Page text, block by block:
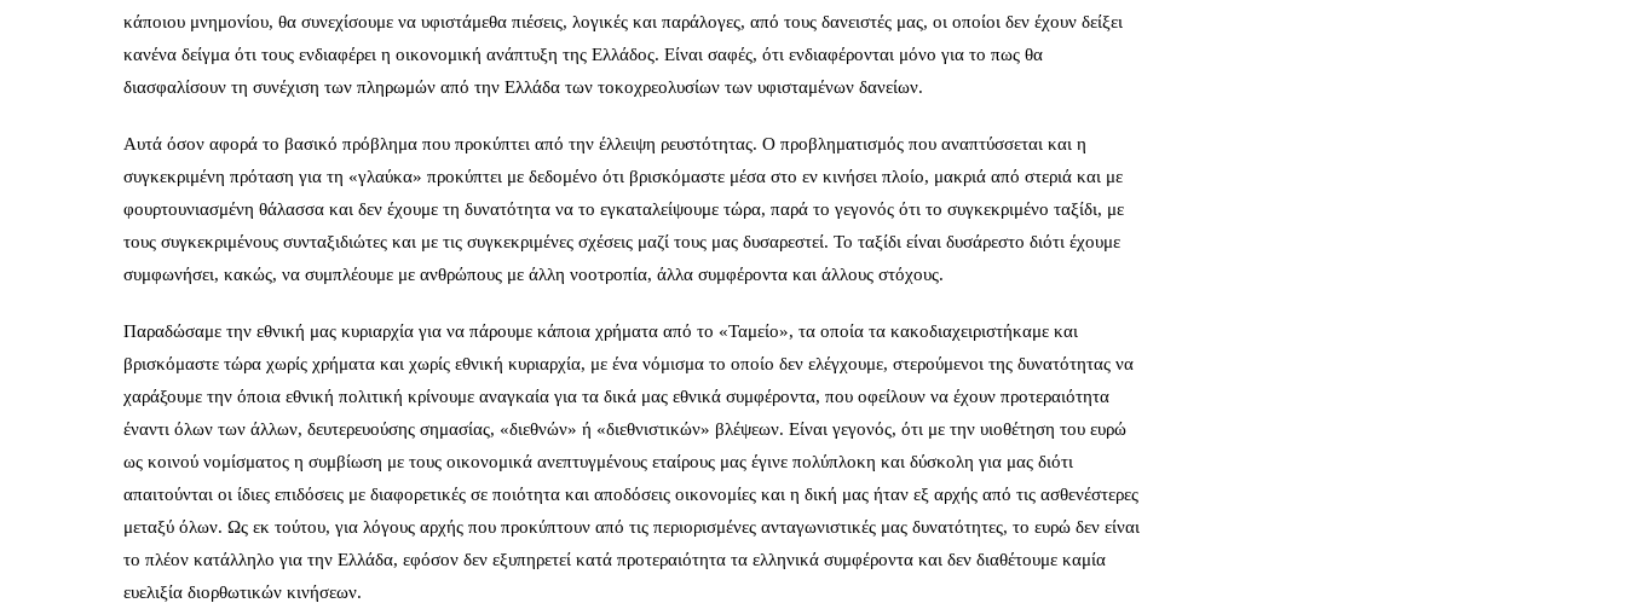
κάποιου μνημονίου, θα συνεχίσουμε να υφιστάμεθα πιέσεις, λογικές και παράλογες, από τους δανειστές μας, οι οποίοι δεν έχουν δείξει
κανένα δείγμα ότι τους ενδιαφέρει η οικονομική ανάπτυξη της Ελλάδος. Είναι σαφές, ότι ενδιαφέρονται μόνο για το πως θα
διασφαλίσουν τη συνέχιση των πληρωμών από την Ελλάδα των τοκοχρεολυσίων των υφισταμένων δανείων.
Αυτά όσον αφορά το βασικό πρόβλημα που προκύπτει από την έλλειψη ρευστότητας. Ο προβληματισμός που αναπτύσσεται και η
συγκεκριμένη πρόταση για τη «γλαύκα» προκύπτει με δεδομένο ότι βρισκόμαστε μέσα στο εν κινήσει πλοίο, μακριά από στεριά και με
φουρτουνιασμένη θάλασσα και δεν έχουμε τη δυνατότητα να το εγκαταλείψουμε τώρα, παρά το γεγονός ότι το συγκεκριμένο ταξίδι, με
τους συγκεκριμένους συνταξιδιώτες και με τις συγκεκριμένες σχέσεις μαζί τους μας δυσαρεστεί. Το ταξίδι είναι δυσάρεστο διότι έχουμε
συμφωνήσει, κακώς, να συμπλέουμε με ανθρώπους με άλλη νοοτροπία, άλλα συμφέροντα και άλλους στόχους.
Παραδώσαμε την εθνική μας κυριαρχία για να πάρουμε κάποια χρήματα από το «Ταμείο», τα οποία τα κακοδιαχειριστήκαμε και
βρισκόμαστε τώρα χωρίς χρήματα και χωρίς εθνική κυριαρχία, με ένα νόμισμα το οποίο δεν ελέγχουμε, στερούμενοι της δυνατότητας να
χαράξουμε την όποια εθνική πολιτική κρίνουμε αναγκαία για τα δικά μας εθνικά συμφέροντα, που οφείλουν να έχουν προτεραιότητα
έναντι όλων των άλλων, δευτερευούσης σημασίας, «διεθνών» ή «διεθνιστικών» βλέψεων. Είναι γεγονός, ότι με την υιοθέτηση του ευρώ
ως κοινού νομίσματος η συμβίωση με τους οικονομικά ανεπτυγμένους εταίρους μας έγινε πολύπλοκη και δύσκολη για μας διότι
απαιτούνται οι ίδιες επιδόσεις με διαφορετικές σε ποιότητα και αποδόσεις οικονομίες και η δική μας ήταν εξ αρχής από τις ασθενέστερες
μεταξύ όλων. Ως εκ τούτου, για λόγους αρχής που προκύπτουν από τις περιορισμένες ανταγωνιστικές μας δυνατότητες, το ευρώ δεν είναι
το πλέον κατάλληλο για την Ελλάδα, εφόσον δεν εξυπηρετεί κατά προτεραιότητα τα ελληνικά συμφέροντα και δεν διαθέτουμε καμία
ευελιξία διορθωτικών κινήσεων.